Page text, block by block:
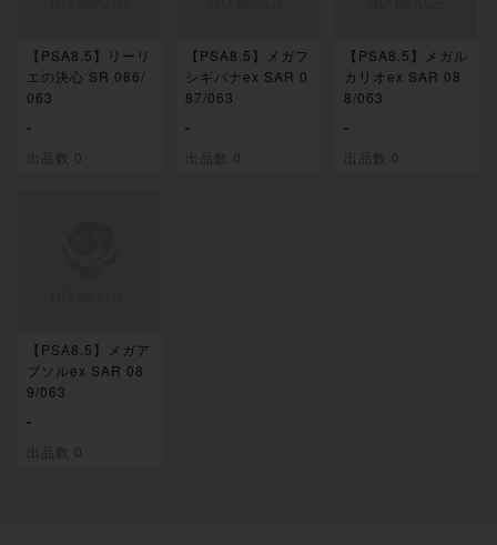
【PSA8.5】リーリ
エの決心 SR 086/
063
-
出品数 0
【PSA8.5】メガフ
シギバナex SAR 0
87/063
-
出品数 0
【PSA8.5】メガル
カリオex SAR 08
8/063
-
出品数 0
【PSA8.5】メガア
ブソルex SAR 08
9/063
-
出品数 0